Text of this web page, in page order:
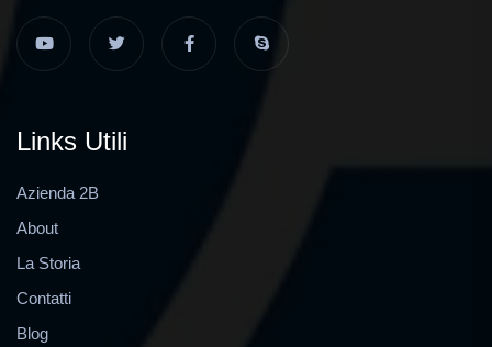
Links Utili
Azienda 2B
About
La Storia
Contatti
Blog